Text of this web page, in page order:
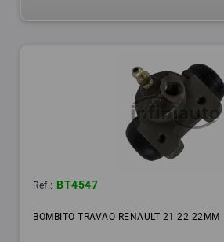
Ref.: BT4547
BOMBITO TRAVAO RENAULT 21 22 22MM